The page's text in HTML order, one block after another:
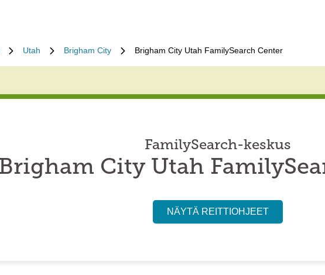
Utah Brigham City Brigham City Utah FamilySearch Center
FamilySearch-keskus
Brigham City Utah
NÄYTÄ REITTIOHJEET